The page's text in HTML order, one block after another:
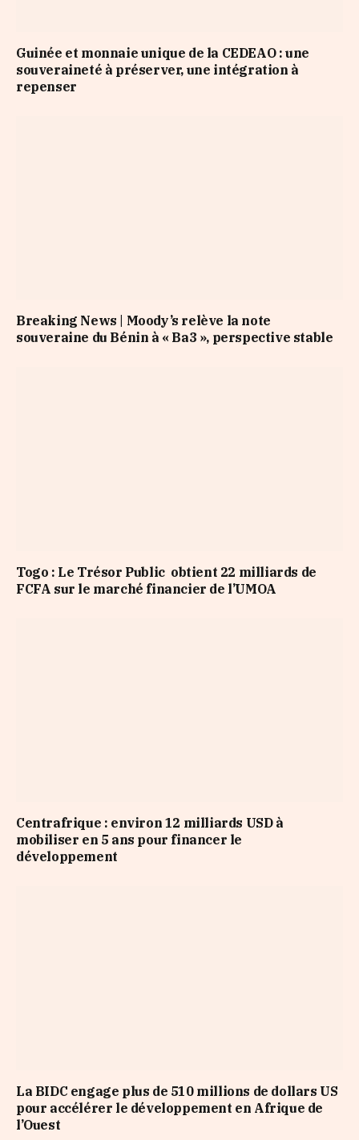
Guinée et monnaie unique de la CEDEAO : une
souveraineté à préserver, une intégration à
repenser
Breaking News | Moody’s relève la note
souveraine du Bénin à « Ba3 », perspective stable
Togo : Le Trésor Public obtient 22 milliards de
FCFA sur le marché financier de l’UMOA
Centrafrique : environ 12 milliards USD à
mobiliser en 5 ans pour financer le
développement
La BIDC engage plus de 510 millions de dollars US
pour accélérer le développement en Afrique de
l’Ouest